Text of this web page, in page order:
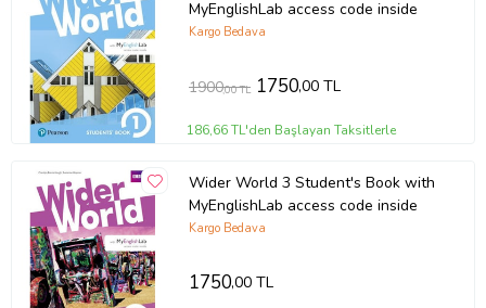
MyEnglishLab access code inside
Kargo Bedava
1900,00 TL 1750,00 TL
186,66 TL'den Başlayan Taksitlerle
Wider World 3 Student's Book with
MyEnglishLab access code inside
Kargo Bedava
1750,00 TL